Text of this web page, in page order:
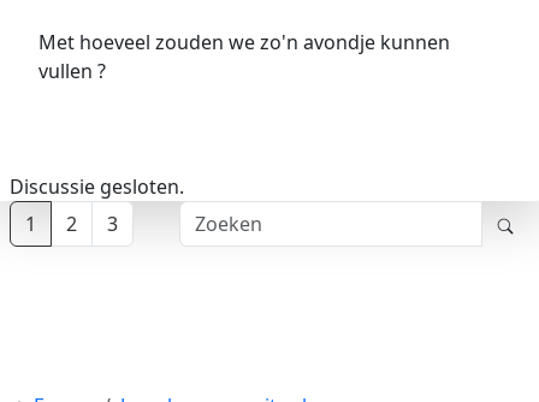
Met hoeveel zouden we zo'n avondje kunnen
vullen ?
Discussie gesloten.
1
2 3